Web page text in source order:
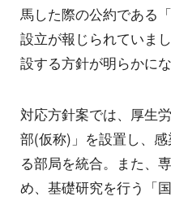
馬した際の公約である
設立が報じられていま
設する方針が明らかにな
対応方針案では、厚生
部(仮称)」を設置し、
る部局を統合。また、
め、基礎研究を行う「